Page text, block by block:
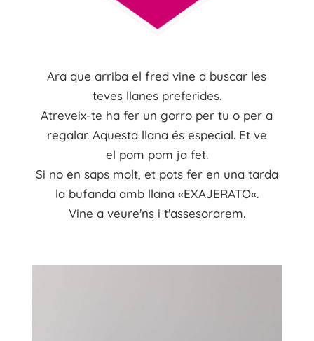
Ara que arriba el fred vine a buscar les
teves llanes preferides.
Atreveix-te hafer ungorro per tu o per a
regalar. Aquesta llana ésespecial. Et ve
el pom pom ja fet.
Si no en saps molt, et potsfer en una tarda
la bufanda amb llana «EXAJERATO«.
Vine a veure'nsi t'assesorarem.